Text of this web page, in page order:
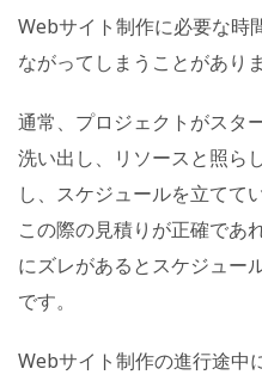
Webサイト制作に必要な時
ながってしまうことがありま
通常、プロジェクトがスタ
洗い出し、リソースと照ら
し、スケジュールを立てて
この際の見積りが正確であ
にズレがあるとスケジュー
です。
Webサイト制作の進行途中